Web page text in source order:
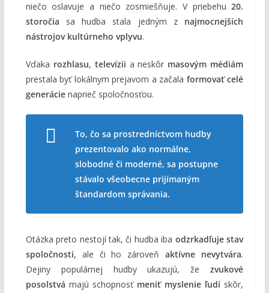
niečo oslavuje a niečo zosmiešňuje. V priebehu20.
storočia sa hudba stala jedným z najmocnejších
nástrojov kultúrneho vplyvu.
Vďaka rozhlasu, televízii a neskôr masovým médiám
prestala byť lokálnym prejavom a začala formovať celé
generácienaprieč spoločnosťou.
To, čo sa prostredníctvom hudby
prezentovalo ako normálne,
slobodné či moderné, sa postupne
stávalo všeobecne prijímaným
štandardom správania.
Otázka preto nestojí tak, či hudba iba odzrkadľuje stav
spoločnosti, ale či ho zároveňaktívne nevytvára.
Dejiny populárnej hudby ukazujú, žezvukové
posolstvá majú schopnosť meniť myslenie ľudí skôr,